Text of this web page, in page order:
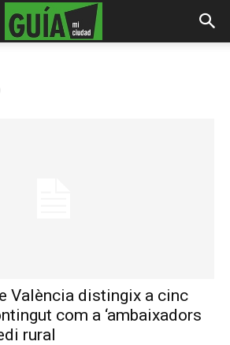
València distingix a cinc
com a ‘ambaixadors
rural